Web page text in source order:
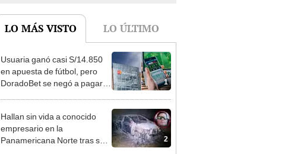
LO MÁS VISTO LO ÚLTIMO
1
Usuaria ganó casi S/14.850
en apuesta de fútbol, pero
DoradoBet se negó a pagar:
2
Hallan sin vida a conocido
empresario en la
Panamericana Norte tras ser